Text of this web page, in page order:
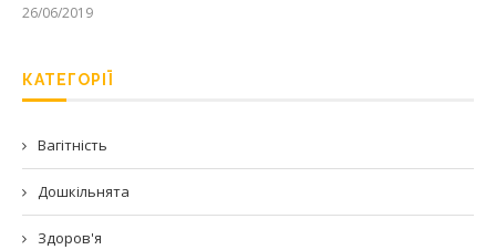
26/06/2019
КАТЕГОРІЇ
Вагітність
Дошкільнята
Здоров'я